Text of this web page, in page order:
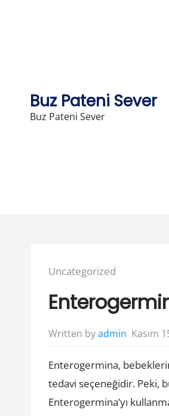
Buz Pateni Sever
Buz Pateni Sever
Posted
Uncategorized
Written byadmin Kasım
Enterogermina,
tedavi seçeneğidir. Peki,
Enterogermina’yı